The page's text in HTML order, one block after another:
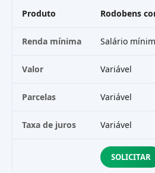
Produto Rodobens
Renda mínima Salário
Valor Variável
Parcelas Variável
Taxa de juros Variável
SOLICITAR